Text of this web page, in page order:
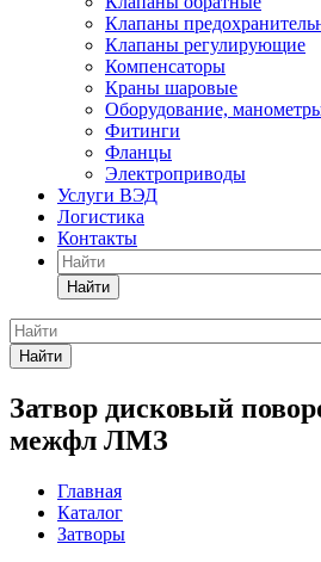
Клапаны
Клапаны регулирующие
Компенсаторы
Краны шаровые
Оборудование,
Фитинги
Фланцы
Электроприводы
Услуги ВЭД
Логистика
Контакты
Найти
Найти
Затвор дисковый
межфл ЛМЗ
Главная
Каталог
Затворы